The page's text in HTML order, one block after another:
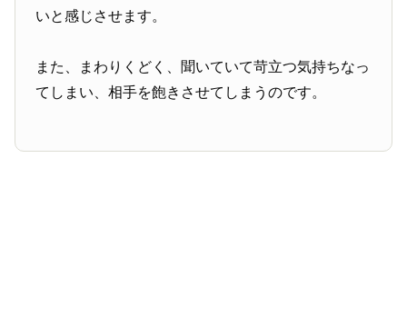
いと感じさせます。
また、まわりくどく、聞いていて苛立つ気持ちなっ
てしまい、相手を飽きさせてしまうのです。